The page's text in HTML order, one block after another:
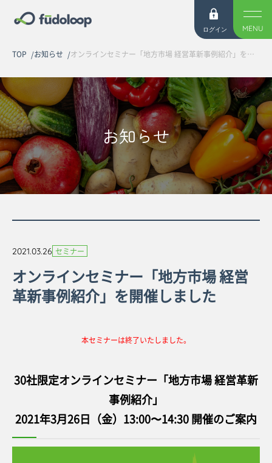
ログイン MENU
TOP お知らせ オンラインセミナー「地方市場 経営革新事例紹介」を開催しました
お知らせ
2021.03.26 セミナー
オンラインセミナー「地方市場 経営
革新事例紹介」を開催しました
本セミナーは終了いたしました。
30社限定オンラインセミナー「地方市場 経営革新
事例紹介」
2021年3月26日（金）13:00〜14:30 開催のご案内